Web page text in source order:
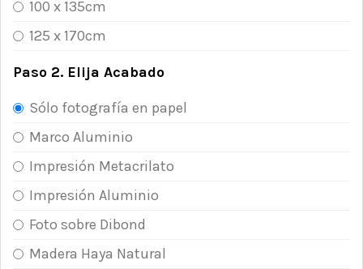
100 x 135cm
125 x 170cm
Paso 2. Elija Acabado
Sólo fotografía en papel
Marco Aluminio
Impresión Metacrilato
Impresión Aluminio
Foto sobre Dibond
Madera Haya Natural